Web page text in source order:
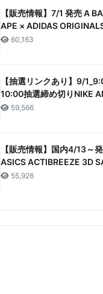
【販売情報】7/1 発売 A
APE × ADIDAS
CAMPUS 80S “30TH
60,163
【抽選リンクあり】9/
10:00抽選締め切りNIKE
FORCE 1 LOW RETRO
59,566
【販売情報】国内4/13～
ASICS ACTIBREEZE 3D
“MAKO BLUE” 販売/定価/
55,926